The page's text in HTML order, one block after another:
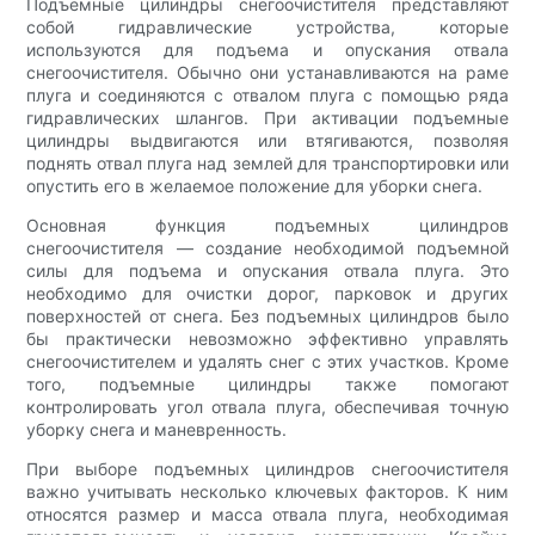
Подъемные цилиндры снегоочистителя представляют
собой гидравлические устройства, которые
используются для подъема и опускания отвала
снегоочистителя. Обычно они устанавливаются на раме
плуга и соединяются с отвалом плуга с помощью ряда
гидравлических шлангов. При активации подъемные
цилиндры выдвигаются или втягиваются, позволяя
поднять отвал плуга над землей для транспортировки или
опустить его в желаемое положение для уборки снега.
Основная функция подъемных цилиндров
снегоочистителя — создание необходимой подъемной
силы для подъема и опускания отвала плуга. Это
необходимо для очистки дорог, парковок и других
поверхностей от снега. Без подъемных цилиндров было
бы практически невозможно эффективно управлять
снегоочистителем и удалять снег с этих участков. Кроме
того, подъемные цилиндры также помогают
контролировать угол отвала плуга, обеспечивая точную
уборку снега и маневренность.
При выборе подъемных цилиндров снегоочистителя
важно учитывать несколько ключевых факторов. К ним
относятся размер и масса отвала плуга, необходимая